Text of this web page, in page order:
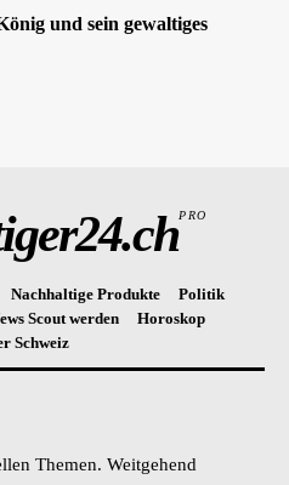
und sein gewaltiges
PRO
Nachhaltige Produkte
Politik
Scout werden
Horoskop
Schweiz
Themen. Weitgehend